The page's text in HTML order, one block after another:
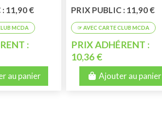
: 11,90 €
:
au panier
PRIX PUBLIC : 11,90 €
PRIX ADHÉRENT :
10,36 €
Ajouter au panier